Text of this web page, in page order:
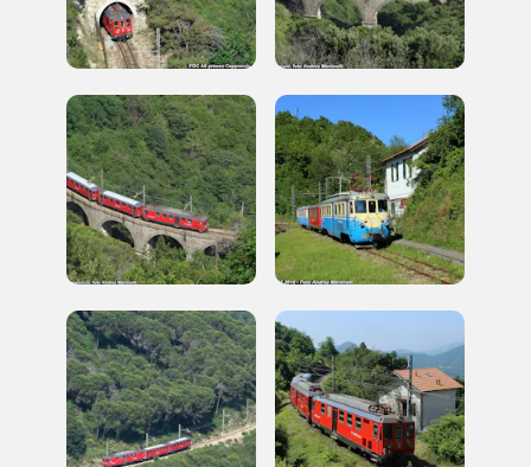
REGISTRATI
Regalati 365 giorni di arte e cultura nell'Italia
più bella, risparmiando.
Scopri tutte le opportunità riservate agli iscritti
Museo